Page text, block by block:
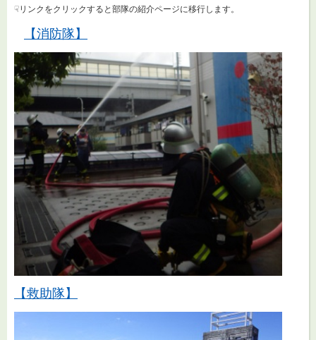
☟リンクをクリックすると部隊の紹介ページに移行します。
【消防隊】
【救助隊】